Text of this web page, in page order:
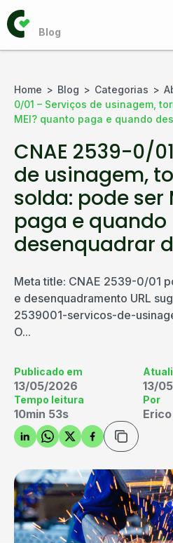
Home Blog Categorias
0/01 – Serviços de usinagem,
MEI? quanto paga e quando
CNAE 2539-0/
de usinagem,
solda: pode ser
paga e quando
desenquadrar
Meta title: CNAE 2539-0/01
e desenquadramento URL
2539001-servicos-de-
O...
Publicado em
13/05/2026 13/
Tempo leitura
10min 53s
Por